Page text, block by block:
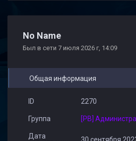
Vikos Fury1111 YouTube
No Name
Был в сети 7 июля 2026 г, 14:09
Общая информация
ID 2270
Группа [PB]
Дата